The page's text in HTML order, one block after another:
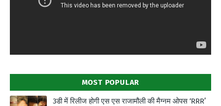
MOST POPULAR
3डी में रिलीज होगी एस एस राजामौली की मैग्नम ओपस ‘RRR’